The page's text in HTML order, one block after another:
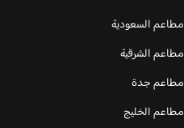
مطاعم السعودية
مطاعم الشرقية
مطاعم جدة
مطاعم الخليج